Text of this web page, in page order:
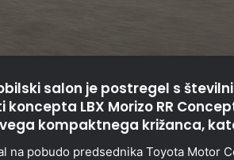
salon je postregel s
LBX Morizo RR
kompaktnega križanca,
na pobudo predsednika Toyota Motor